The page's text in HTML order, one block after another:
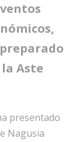
Aste
presentado
Nagusia